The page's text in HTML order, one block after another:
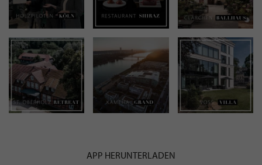
APP HERUNTERLADEN